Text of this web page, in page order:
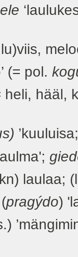
(= pol.
heli, hääl,
laulaa;
pragýdo)